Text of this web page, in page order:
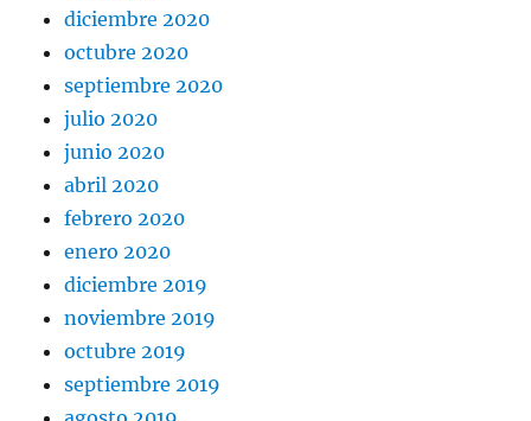
diciembre 2020
octubre 2020
septiembre 2020
julio 2020
junio 2020
abril 2020
febrero 2020
enero 2020
diciembre 2019
noviembre 2019
octubre 2019
septiembre 2019